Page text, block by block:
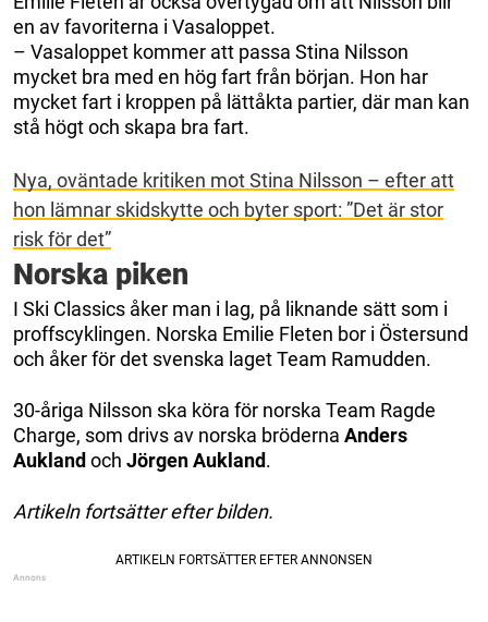
en av favoriterna i Vasaloppet.
– Vasaloppet kommer att passa Stina Nilsson
mycket bra med en hög fart från början. Hon har
mycket fart i kroppen på lättåkta partier, där man kan
stå högt och skapa bra fart.
Nya, oväntade kritiken mot Stina Nilsson – efter att
hon lämnar skidskytte och byter sport: ”Det är stor
risk för det”
Norska piken
I Ski Classics åker man i lag, på liknande sätt som i
proffscyklingen. Norska Emilie Fleten bor i Östersund
och åker för det svenska laget Team Ramudden.
30-åriga Nilsson ska köra för norska Team Ragde
Charge, som drivs av norska bröderna Anders
Aukland och Jörgen Aukland.
Artikeln fortsätter efter bilden.